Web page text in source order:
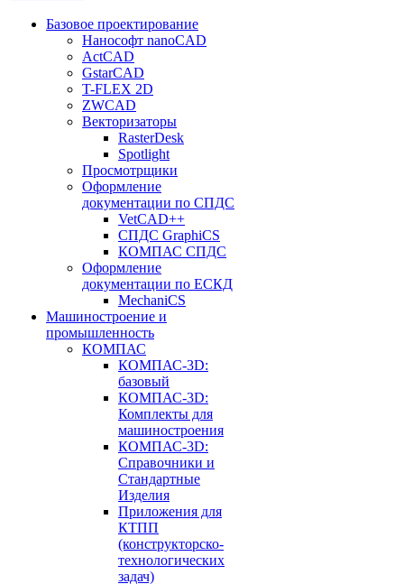
Базовое проектирование
Нанософт nanoCAD
ActCAD
GstarCAD
T-FLEX 2D
ZWCAD
Векторизаторы
RasterDesk
Spotlight
Просмотрщики
Оформление
документации по СПДС
VetCAD++
СПДС GraphiCS
КОМПАС СПДС
Оформление
документации по ЕСКД
MechaniCS
Машиностроение и
промышленность
КОМПАС
КОМПАС-3D:
базовый
КОМПАС-3D:
Комплекты для
машиностроения
КОМПАС-3D:
Справочники и
Стандартные
Изделия
Приложения для
КТПП
(конструкторско-
технологических
задач)